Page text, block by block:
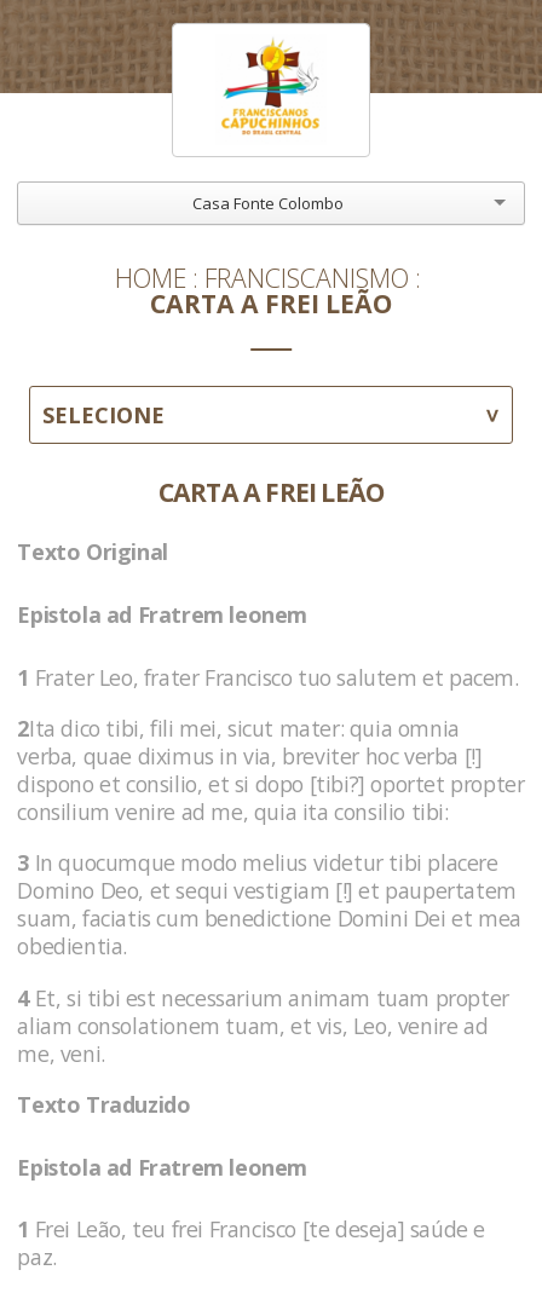
Casa Fonte Colombo
HOME FRANCISCANISMO
CARTA A FREI LEÃO
SELECIONE
CARTA A FREI LEÃO
Texto Original
Epistola ad Fratrem leonem
1 Frater Leo, frater Francisco tuo salutem et pacem.
2Ita dico tibi, fili mei, sicut mater: quia omnia
verba, quae diximus in via, breviter hoc verba [!]
dispono et consilio, et si dopo [tibi?] oportet propter
consilium venire ad me, quia ita consilio tibi:
3 In quocumque modo melius videtur tibi placere
Domino Deo, et sequi vestigiam [!] et paupertatem
suam, faciatis cum benedictione Domini Dei et mea
obedientia.
4Et, si tibi est necessarium animam tuam propter
aliam consolationem tuam, et vis, Leo, venire ad
me, veni.
Texto Traduzido
Epistola ad Fratrem leonem
1 Frei Leão, teu frei Francisco [te deseja] saúde e
paz.